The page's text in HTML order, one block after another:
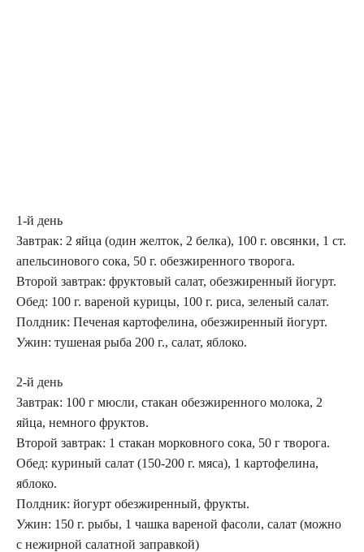
1-й день
Завтрак: 2 яйца (один желток, 2 белка), 100 г. овсянки, 1 ст.
апельсинового сока, 50 г. обезжиренного творога.
Второй завтрак: фруктовый салат, обезжиренный йогурт.
Обед: 100 г. вареной курицы, 100 г. риса, зеленый салат.
Полдник: Печеная картофелина, обезжиренный йогурт.
Ужин: тушеная рыба 200 г., салат, яблоко.
2-й день
Завтрак: 100 г мюсли, стакан обезжиренного молока, 2
яйца, немного фруктов.
Второй завтрак: 1 стакан морковного сока, 50 г творога.
Обед: куриный салат (150-200 г. мяса), 1 картофелина,
яблоко.
Полдник: йогурт обезжиренный, фрукты.
Ужин: 150 г. рыбы, 1 чашка вареной фасоли, салат (можно
с нежирной салатной заправкой)